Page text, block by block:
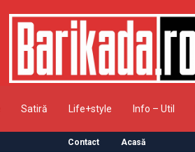
Satiră Life+style Info – Util
Contact Acasă